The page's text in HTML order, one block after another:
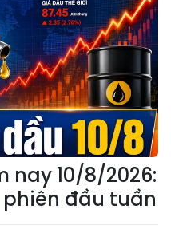
nay 10/8/2026:
đầu tuần